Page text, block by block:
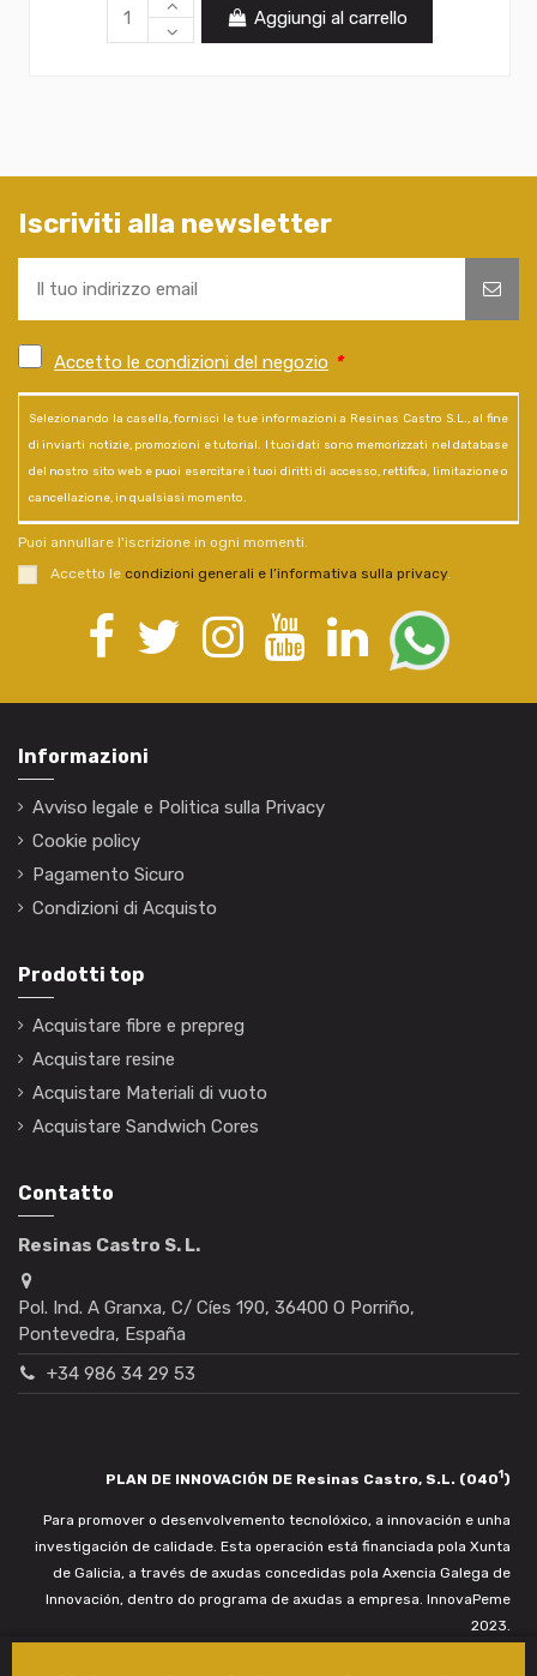
Aggiungi al carrello
Iscriviti alla newsletter
Accetto le condizioni del negozio *
Selezionando la casella, fornisci le tue informazioni a Resinas Castro S.L., al fine
di inviarti notizie, promozioni e tutorial. I tuoi dati sono memorizzati nel database
del nostro sito web e puoi esercitare i tuoi diritti di accesso, rettifica, limitazione o
cancellazione, in qualsiasi momento.
Puoi annullare l'iscrizione in ogni momenti.
Accetto le condizioni generali e l’informativa sulla privacy.
Informazioni
Avviso legale e Politica sulla Privacy
Cookie policy
Pagamento Sicuro
Condizioni di Acquisto
Prodotti top
Acquistare fibre e prepreg
Acquistare resine
Acquistare Materiali di vuoto
Acquistare Sandwich Cores
Contatto
Resinas Castro S. L.
Pol. Ind. A Granxa, C/ Cíes 190, 36400 O Porriño,
Pontevedra, España
+34 986 34 29 53
PLAN DE INNOVACIÓN DE Resinas Castro, S.L. (0401)
Para promover o desenvolvemento tecnolóxico, a innovación e unha
investigación de calidade. Esta operación está financiada pola Xunta
de Galicia, a través de axudas concedidas pola Axencia Galega de
Innovación, dentro do programa de axudas a empresa. InnovaPeme
2023.